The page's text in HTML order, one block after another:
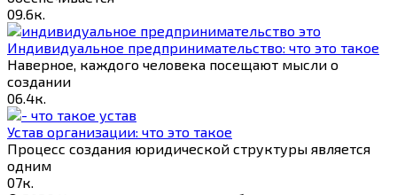
09.6к.
Индивидуальное предпринимательство: что это такое
Наверное, каждого человека посещают мысли о
создании
06.4к.
Устав организации: что это такое
Процесс создания юридической структуры является
одним
07к.